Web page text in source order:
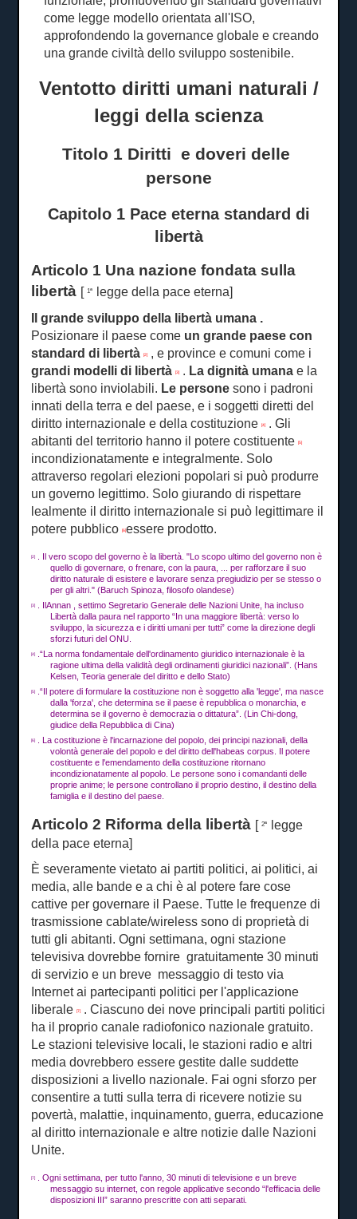
come legge modello orientata all'ISO,
approfondendo la governance globale e creando
una grande civiltà dello sviluppo sostenibile.
Ventotto diritti umani naturali /
leggi della scienza
Titolo 1 Diritti e doveri delle
persone
Capitolo 1 Pace eterna standard di
libertà
Articolo 1 Una nazione fondata sulla
libertà [1ª
legge della pace eterna]
Il grande sviluppo della libertà umana .
Posizionare il paese come un grande paese con
standard di libertà[2]
, e province e comuni come i
grandi modelli di libertà[3] . La dignità umana e la
libertà sono inviolabili. Le persone sono i padroni
innati della terra e del paese, e i soggetti diretti del
diritto internazionale e della costituzione[4] .Gli
abitanti del territorio hanno il potere costituente[5]
incondizionatamente e integralmente. Solo
attraverso regolari elezioni popolari si può produrre
un governo legittimo. Solo giurando di rispettare
lealmente il diritto internazionale si può legittimare il
potere pubblico[6] essere prodotto.
[2] Il vero scopo del governo è la libertà."Lo scopo ultimo del governo non è
quello di governare, o frenare, con la paura, ... per rafforzare il suo
diritto naturale di esistere e lavorare senza pregiudizio per se stesso o
per gli altri."(Baruch Spinoza, filosofo olandese)
[3] IlAnnan , settimo Segretario Generale delle Nazioni Unite, ha incluso
Libertà dalla paura nel rapporto “In una maggiore libertà: verso lo
sviluppo, la sicurezza e i diritti umani per tutti” come la direzione degli
sforzi futuri del ONU.
[4]
.“La norma fondamentale dell'ordinamento giuridico internazionale è la
ragione ultima della validità degli ordinamenti giuridici nazionali”.(Hans
Kelsen, Teoria generale del diritto e dello Stato)
[5]
.“Il potere di formulare la costituzione non è soggetto alla 'legge', ma nasce
dalla 'forza', che determina se il paese è repubblica o monarchia, e
determina se il governo è democrazia o dittatura”.(Lin Chi-dong,
giudice della Repubblica di Cina)
[6] .La costituzione è l'incarnazione del popolo, dei principi nazionali, della
volontà generale del popolo e del diritto dell'habeas corpus. Il potere
costituente e l'emendamento della costituzione ritornano
incondizionatamente al popolo.Le persone sono i comandanti delle
proprie anime;le persone controllano il proprio destino, il destino della
famiglia e il destino del paese.
Articolo 2 Riforma della libertà [2ª
legge
della pace eterna]
È severamente vietato ai partiti politici, ai politici, ai
media, alle bande e a chi è al potere fare cose
cattive per governare il Paese.Tutte le frequenze di
trasmissione cablate/wireless sono di proprietà di
tutti gli abitanti.Ogni settimana, ogni stazione
televisiva dovrebbe fornire gratuitamente30 minuti
di servizio e un breve messaggio di testo via
Internet ai partecipanti politici per l'applicazione
liberale[7] .Ciascuno dei nove principali partiti politici
ha il proprio canale radiofonico nazionale gratuito.
Le stazioni televisive locali, le stazioni radio e altri
media dovrebbero essere gestite dalle suddette
disposizioni a livello nazionale. Fai ogni sforzo per
consentire a tutti sulla terra di ricevere notizie su
povertà, malattie, inquinamento, guerra, educazione
al diritto internazionale e altre notizie dalle Nazioni
Unite.
[7] .Ogni settimana, per tutto l'anno, 30 minuti di televisione e un breve
messaggio su internet, con regole applicative secondo “l'efficacia delle
disposizioni III” saranno prescritte con atti separati.